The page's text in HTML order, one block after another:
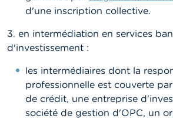
d'une inscription collective.
3. en intermédiation en services
d'investissement :
les intermédiaires dont la
professionnelle est couverte
de crédit, une entreprise
société de gestion d'OPC, un